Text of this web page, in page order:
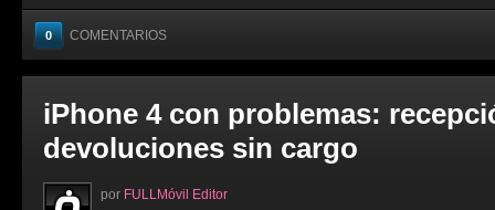
0 COMENTARIOS
iPhone 4 con problemas:
devoluciones sin cargo
por FULLMóvil Editor